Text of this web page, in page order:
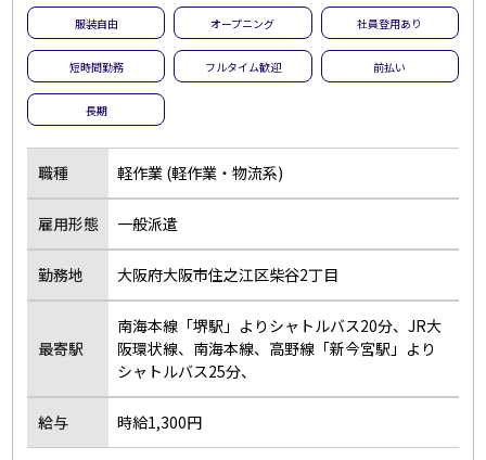
服装自由 オープニング 社員登用あり
短時間勤務 フルタイム歓迎 前払い
長期
職種 軽作業 (軽作業・物流系)
雇用形態 一般派遣
勤務地 大阪府大阪市住之江区柴谷2丁目
最寄駅
南海本線「堺駅」よりシャトルバス20分、JR大
阪環状線、南海本線、高野線「新今宮駅」より
シャトルバス25分、
給与 時給1,300円